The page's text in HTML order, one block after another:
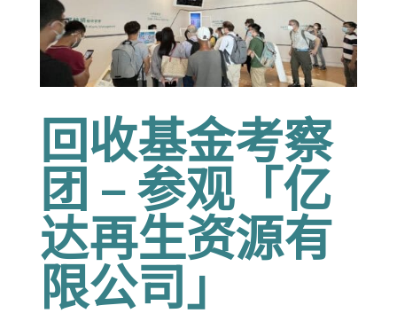
回收基金考察
团 – 参观「亿
达再生资源有
限公司」